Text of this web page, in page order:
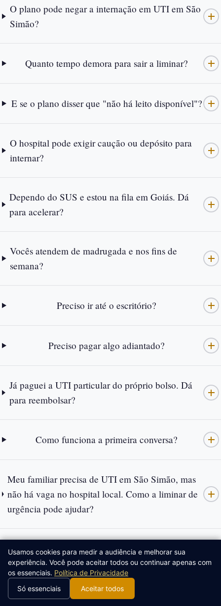
O plano pode negar a internação em UTI em São
Simão?
Quanto tempo demora para sair a liminar?
E se o plano disser que "não há leito disponível"?
O hospital pode exigir caução ou depósito para
internar?
Dependo do SUS e estou na fila em Goiás. Dá
para acelerar?
Vocês atendem de madrugada e nos fins de
semana?
Preciso ir até o escritório?
Preciso pagar algo adiantado?
Já paguei a UTI particular do próprio bolso. Dá
para reembolsar?
Como funciona a primeira conversa?
Meu familiar precisa de UTI em São Simão, mas
não há vaga no hospital local. Como a liminar de
urgência pode ajudar?
Em quanto tempo consigo uma liminar para
internação em UTI quando o plano nega ou o
SUS não tem vaga?
Usamos cookies para medir a audiência e melhorar sua
experiência. Você pode aceitar todos ou continuar apenas com
os essenciais. Política de Privacidade
Só essenciais
Aceitar todos